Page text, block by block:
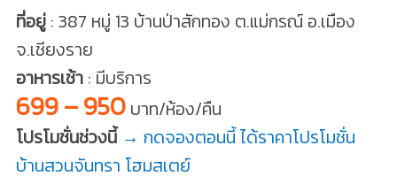
ที่อยู่: 387 หมู่ 13 บ้านป่าสักทอง ต.แม่กรณ์ อ.เมือง
จ.เชียงราย
อาหารเช้า: มีบริการ
699 – 950บาท/ห้อง/คืน
โปรโมชั่นช่วงนี้ → กดจองตอนนี้ ได้ราคาโปรโมชั่น
บ้านสวนจันทรา โฮมสเตย์